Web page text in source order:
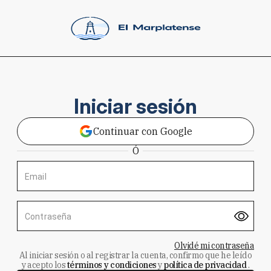
Iniciar sesión
Continuar con Google
Ó
Email
Contraseña
Olvidé mi contraseña
Al iniciar sesión o al registrar la cuenta, confirmo que he leído
y acepto lostérminos y condicionesypolítica de privacidad.